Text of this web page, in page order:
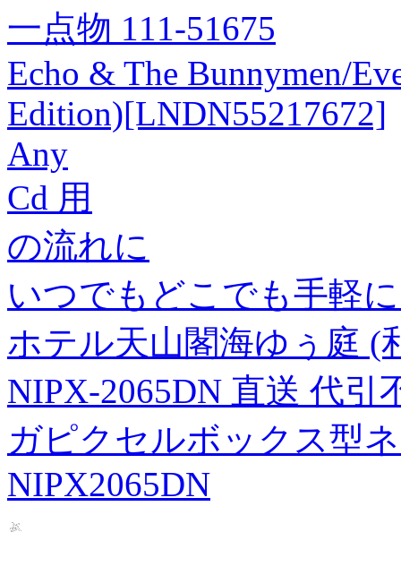
一点物 111-51675
Echo & The Bunnymen/
Edition)[LNDN55217672]
Any
Cd 用
の流れに
いつでもどこでも手軽
ホテル天山閣海ゆぅ庭 (
NIPX-2065DN 直送 代引
ガピクセルボックス型
NIPX2065DN